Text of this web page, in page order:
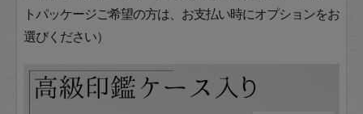
トパッケージご希望の方は、お支払い時にオプションをお
選びください）